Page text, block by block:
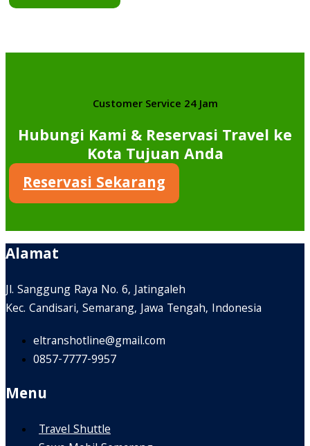
Customer Service 24 Jam
Hubungi Kami & Reservasi Travel ke
Kota Tujuan Anda
Reservasi Sekarang
Alamat
Jl. Sanggung Raya No. 6, Jatingaleh
Kec. Candisari, Semarang, Jawa Tengah, Indonesia
eltranshotline@gmail.com
0857-7777-9957
Menu
Travel Shuttle